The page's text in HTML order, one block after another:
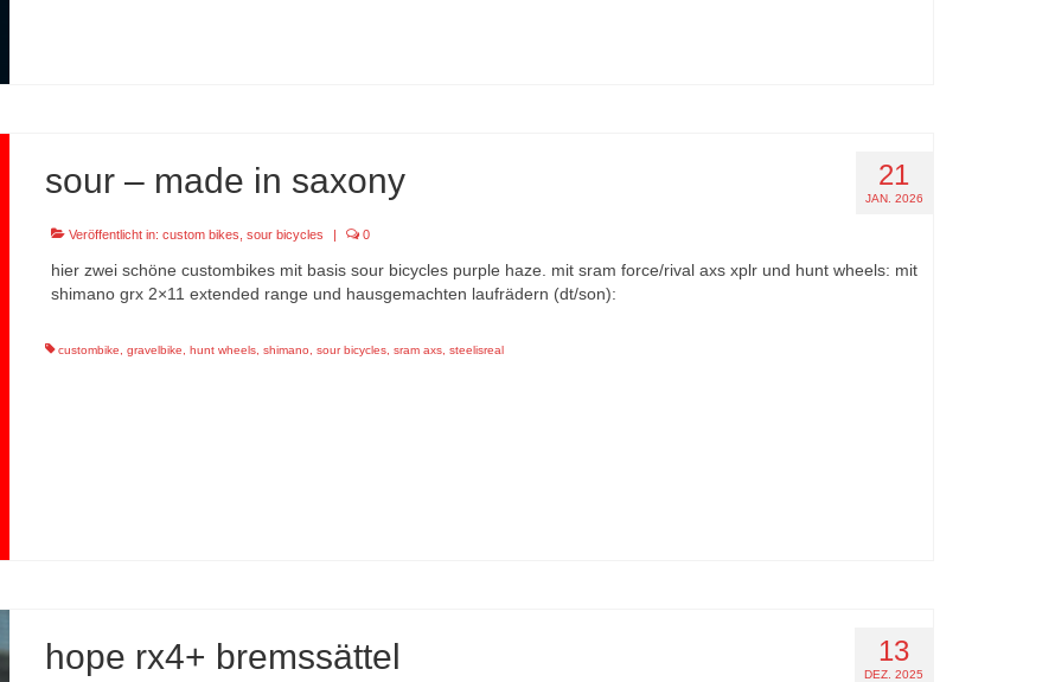
21
JAN. 2026
sour – made in saxony
Veröffentlicht in:custom bikes ,sour bicycles 0
hier zwei schöne custombikes mit basis sour bicycles purple haze. mit sram force/rival axs xplr und hunt wheels: mit
shimano grx 2×11 extended range und hausgemachten laufrädern (dt/son):
custombike,gravelbike, hunt wheels,shimano,sour bicycles,sram axs,steelisreal
13
DEZ. 2025
hope rx4+ bremssättel